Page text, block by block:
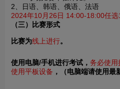
2、日语、韩语、俄语、法语
2024年10月26日 14:00-18:00任
（三）比赛形式
比赛为线上进行。
使用电脑/手机进行考试， 务必使用
使用平板设备 ，（电脑端请使用最